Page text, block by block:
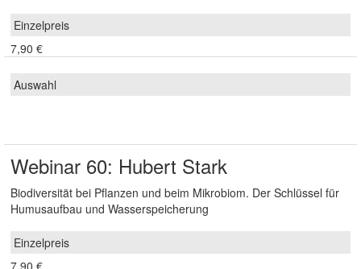
7,90 €
Webinar 60: Hubert Stark
Biodiversität bei Pflanzen und beim Mikrobiom. Der Schlüssel für
Humusaufbau und Wasserspeicherung
7,90 €